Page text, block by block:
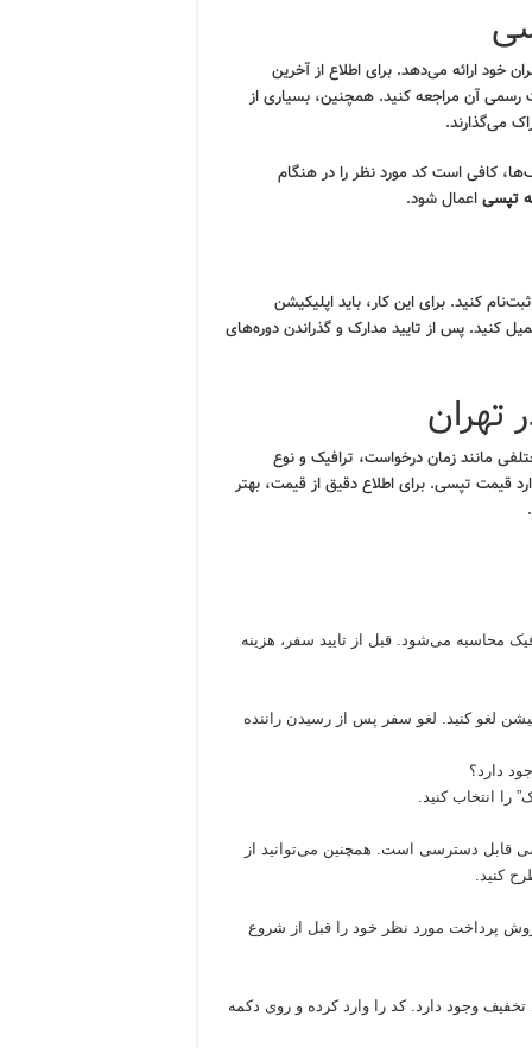
خود ارائه می‌دهد. برای اطلاع از آخرین
آن مراجعه کنید. همچنین، بسیاری از
می‌گذارند.
کافی است کد مورد نظر را در هنگام
تپسیاعمال شود.
کنید. برای این کار، باید اپلیکیشن
کنید. پس از تایید مدارک و گذراندن دوره‌های
تهران
مانند زمان درخواست، ترافیک و نوع
قیمت تپسی. برای اطلاع دقیق از قیمت، بهتر
می‌شود. قبل از تایید سفر، هزینه
لغو کنید. لغو سفر پس از رسیدن راننده
دارد؟
را انتخاب کنید.
قابل دسترسی است. همچنین می‌توانید از
کنید.
روش پرداخت مورد نظر خود را قبل از شروع
وجود دارد. کد را وارد کرده و روی دکمه